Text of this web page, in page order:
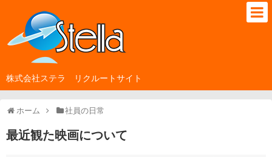
株式会社ステラ リクルートサイト
ホーム 社員の日常
最近観た映画について